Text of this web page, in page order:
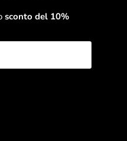
sconto del 10%